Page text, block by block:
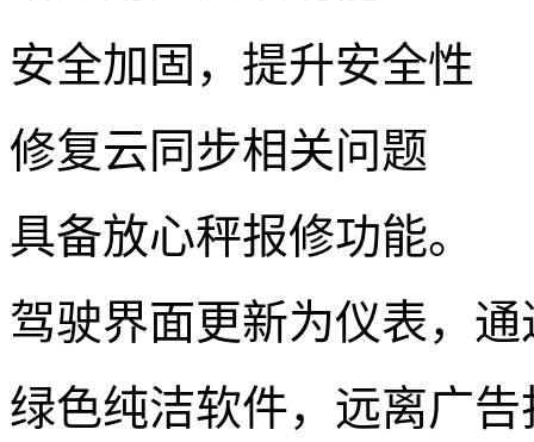
安全加固，提升安全性
修复云同步相关问题
具备放心秤报修功能。
驾驶界面更新为仪表，
绿色纯洁软件，远离广告